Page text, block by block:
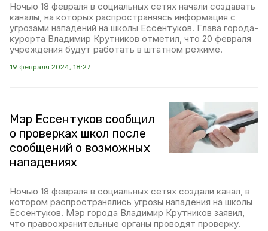
Ночью 18 февраля в социальных сетях начали создавать
каналы, на которых распространяясь информация с
угрозами нападений на школы Ессентуков. Глава города-
курорта Владимир Крутников отметил, что 20 февраля
учреждения будут работать в штатном режиме.
19 февраля 2024, 18:27
Мэр Ессентуков сообщил
о проверках школ после
сообщений о возможных
нападениях
Ночью 18 февраля в социальных сетях создали канал, в
котором распространялись угрозы нападения на школы
Ессентуков. Мэр города Владимир Крутников заявил,
что правоохранительные органы проводят проверку.